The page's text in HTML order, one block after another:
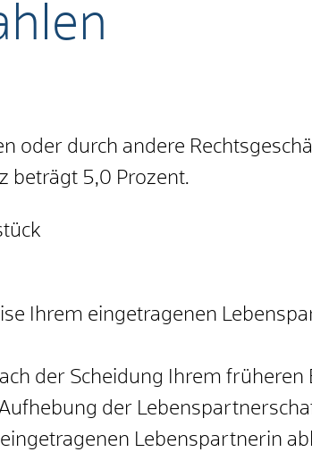
oder durch andere
beträgt 5,0 Prozent.
Ihrem eingetragenen
der Scheidung Ihrem früheren
der
Lebenspartnerin